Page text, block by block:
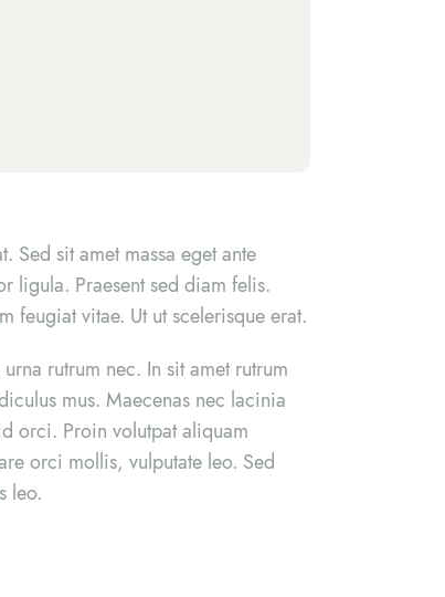
sit amet massa eget ante
ligula. Praesent sed diam felis.
vitae. Ut ut scelerisque erat.
rutrum nec. In sit amet rutrum
mus. Maecenas nec lacinia
orci. Proin volutpat aliquam
orci mollis, vulputate leo. Sed
leo.